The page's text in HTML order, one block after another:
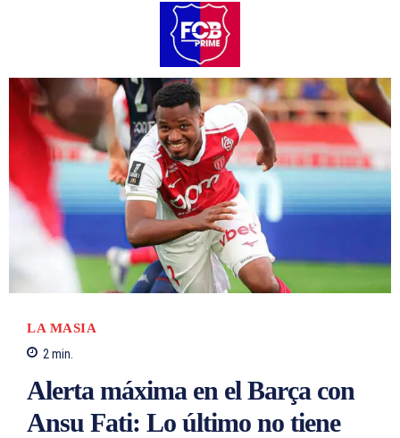
LA MASIA
2 min.
Alerta máxima en el Barça con
Ansu Fati: Lo último no tiene